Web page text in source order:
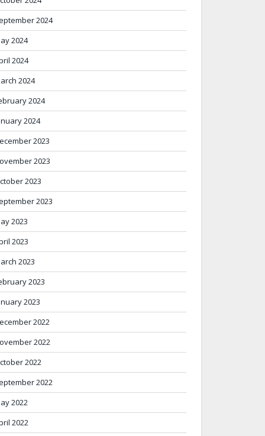
2024
2024
2024
2024
2024
2024
2023
2023
2023
2023
2023
2023
2023
2023
2023
2022
2022
2022
2022
2022
2022